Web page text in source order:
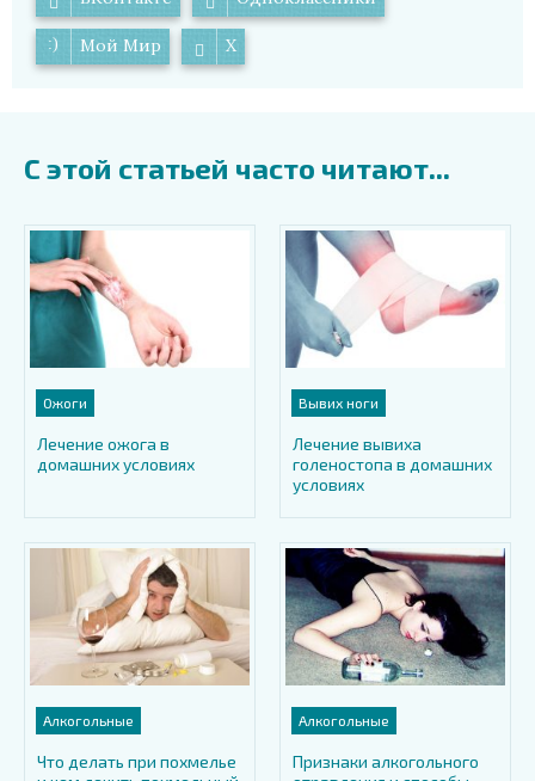
Мой Мир X
С этой статьей часто читают...
Ожоги
Лечение ожога в
домашних условиях
Вывих ноги
Лечение вывиха
голеностопа в домашних
условиях
Алкогольные
Что делать при похмелье
Алкогольные
Признаки алкогольного